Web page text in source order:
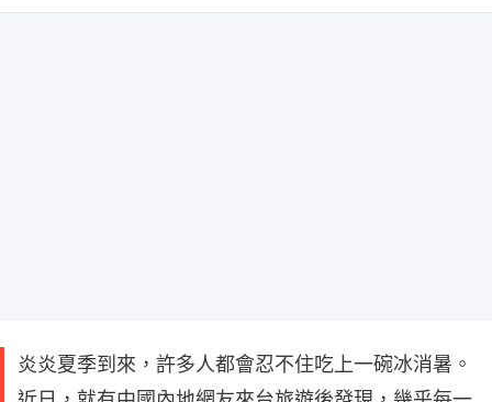
炎炎夏季到來，許多人都會忍不住吃上一碗冰消暑。